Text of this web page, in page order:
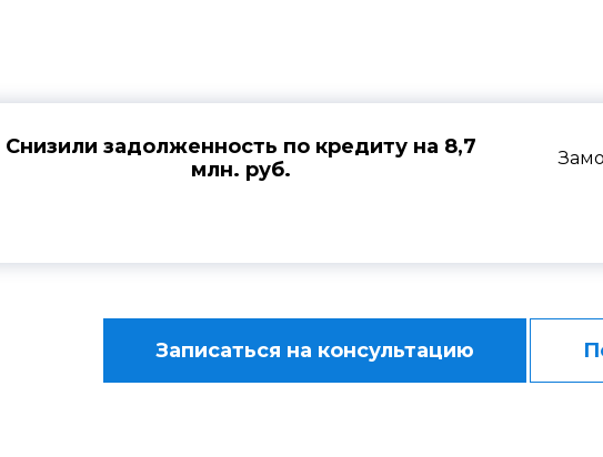
Снизили задолженность по кредиту на 8,7
млн. руб.
поручительства незаключенным, сведения о наличии
общий размер требований к заемщику передМКБна 8 727
Защищали интересы доверителя по спору сМКБ, связанному
Записаться на консультацию